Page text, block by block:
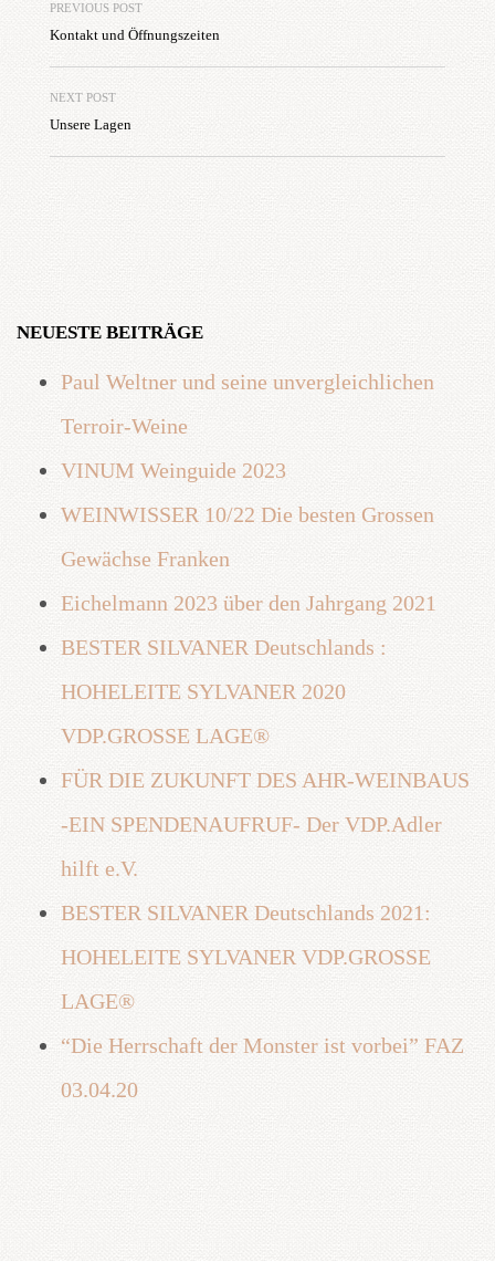
PREVIOUS POST
Kontakt und Öffnungszeiten
NEXT POST
Unsere Lagen
NEUESTE BEITRÄGE
Paul Weltner und seine unvergleichlichen
Terroir-Weine
VINUM Weinguide 2023
WEINWISSER 10/22 Die besten Grossen
Gewächse Franken
Eichelmann 2023 über den Jahrgang 2021
BESTER SILVANER Deutschlands :
HOHELEITE SYLVANER 2020
VDP.GROSSE LAGE®
FÜR DIE ZUKUNFT DES AHR-WEINBAUS
-EIN SPENDENAUFRUF- Der VDP.Adler
hilft e.V.
BESTER SILVANER Deutschlands 2021:
HOHELEITE SYLVANER VDP.GROSSE
LAGE®
“Die Herrschaft der Monster ist vorbei” FAZ
03.04.20